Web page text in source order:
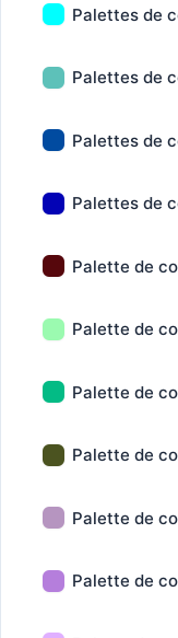
Palettes de
Palettes de
Palettes de
Palettes de
Palette de
Palette de
Palette de
Palette de
Palette de
Palette de